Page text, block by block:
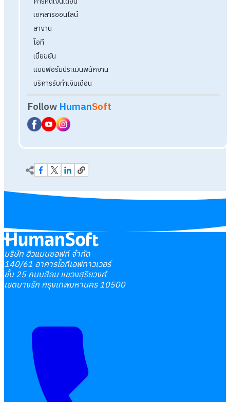
ยังไง?
บริษัท ฮิวแมนซอฟท์ จำกัด
140/61 อาคารไอทีเอฟทาวเวอร์
ชั้น 25 ถนนสีลม แขวงสุริยวงศ์
เขตบางรัก กรุงเทพมหานคร 10500